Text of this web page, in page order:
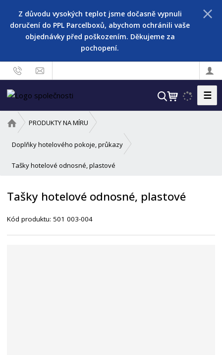
Z důvodu vysokých teplot jsme dočasně vypnuli
doručení do PPL Parcelboxů, abychom ochránili vaše
objednávky před poškozením. Děkujeme za
pochopení.
V
☰
v
o
n
t
a
PRODUKTY NA MÍRU
Doplňky hotelového pokoje, průkazy
Tašky hotelové odnosné, plastové
Tašky hotelové odnosné, plastové
Kód produktu: 501 003-004